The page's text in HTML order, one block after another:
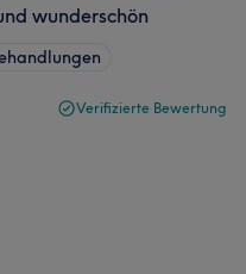
wunderschön
Verifizierte Bewertung